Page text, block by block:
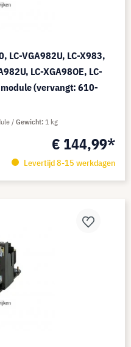
LC-VGA982U, LC-X983,
LC-XGA98OE, LC-
module (vervangt: 610-
€ 144,99*
Levertijd 8-15 werkdagen
Gewicht 1 kg